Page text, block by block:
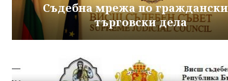
Съдебна мрежа по
търговски дела